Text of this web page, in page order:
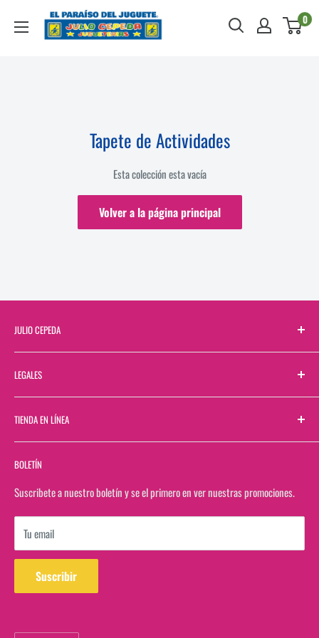
directamente
Julio
Cepeda
0
Tapete de Actividades
Esta colección esta vacía
Volver a la página principal
JULIO CEPEDA
Sobre Nosotros
Directorio de Sucursales
Contactanos
Bolsa de Trabajo
Bolsa de Trabajo Web
LEGALES
Términos y Condiciones
Aviso de Privacidad
TIENDA EN LÍNEA
Buscar
Facturación
Rastrea tu pedido en estafeta
Ver saldo de tarjeta de regalo
BOLETÍN
Suscribete a nuestro boletín y se el primero en ver nuestras promociones.
Tu email
Suscribir